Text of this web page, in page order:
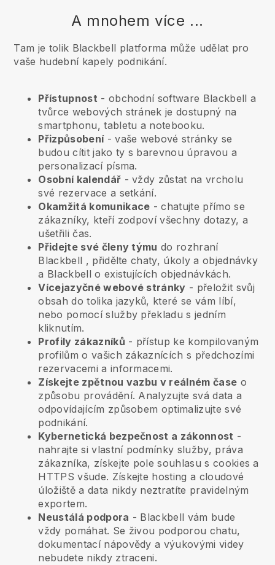
A mnohem více ...
Tam je tolik Blackbell platforma může udělat pro
vaše hudební kapely podnikání.
Přístupnost - obchodní software Blackbell a
tvůrce webových stránek je dostupný na
smartphonu, tabletu a notebooku.
Přizpůsobení- vaše webové stránky se
budou cítit jako ty s barevnou úpravou a
personalizací písma.
Osobní kalendář - vždy zůstat na vrcholu
své rezervace a setkání.
Okamžitá komunikace - chatujte přímo se
zákazníky, kteří zodpoví všechny dotazy, a
ušetřili čas.
Přidejte své členy týmu do rozhraní
Blackbell , přidělte chaty, úkoly a objednávky
a Blackbell o existujících objednávkách.
Vícejazyčné webové stránky - přeložit svůj
obsah do tolika jazyků, které se vám líbí,
nebo pomocí služby překladu s jedním
kliknutím.
Profily zákazníků - přístup ke kompilovaným
profilům o vašich zákaznících s předchozími
rezervacemi a informacemi.
Získejte zpětnou vazbu v reálném čase o
způsobu provádění. Analyzujte svá data a
odpovídajícím způsobem optimalizujte své
podnikání.
Kybernetická bezpečnost a zákonnost -
nahrajte si vlastní podmínky služby, práva
zákazníka, získejte pole souhlasu s cookies a
HTTPS všude. Získejte hosting a cloudové
úložiště a data nikdy neztratíte pravidelným
exportem.
Neustálá podpora - Blackbell vám bude
vždy pomáhat. Se živou podporou chatu,
dokumentací nápovědy a výukovými videy
nebudete nikdy ztraceni.